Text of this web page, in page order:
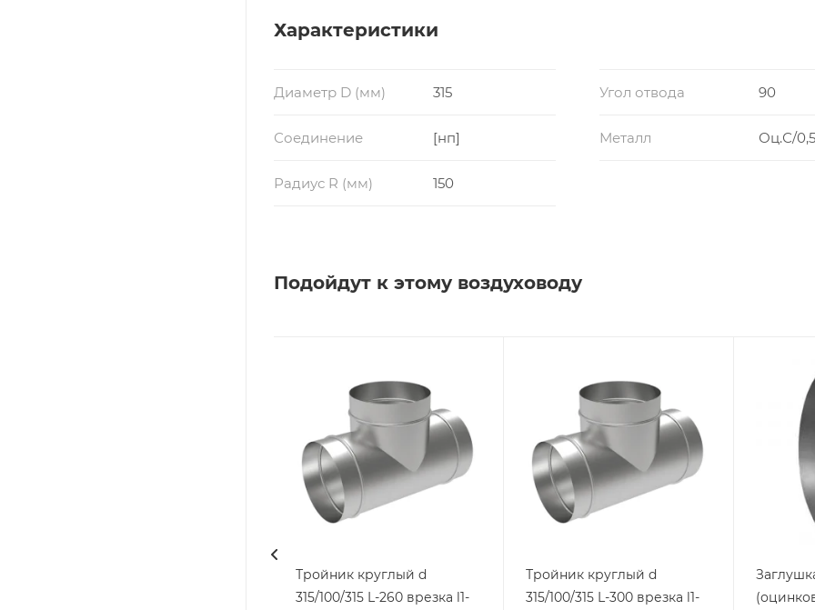
Характеристики
Диаметр D (мм) 315 Угол отвода 90
Соединение [нп] Металл Оц.С/
Радиус R (мм) 150
Подойдут к этому воздуховоду
Тройник круглый d
315/100/315 L-260 врезка l1-
Тройник круглый d
315/100/315 L-300 врезка l1-